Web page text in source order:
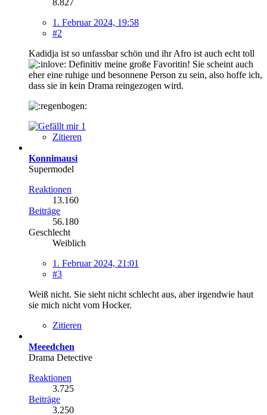
1. Februar 2024, 19:58
#2
Kadidja ist so unfassbar schön und ihr Afro ist auch echt toll
Definitiv meine große Favoritin! Sie scheint auch
eher eine ruhige und besonnene Person zu sein, also hoffe ich,
dass sie in kein Drama reingezogen wird.
1
Zitieren
Konnimausi
Supermodel
Reaktionen
13.160
Beiträge
56.180
Geschlecht
Weiblich
1. Februar 2024, 21:01
#3
Weiß nicht. Sie sieht nicht schlecht aus, aber irgendwie haut
sie mich nicht vom Hocker.
Zitieren
Meeedchen
Drama Detective
Reaktionen
3.725
Beiträge
3.250